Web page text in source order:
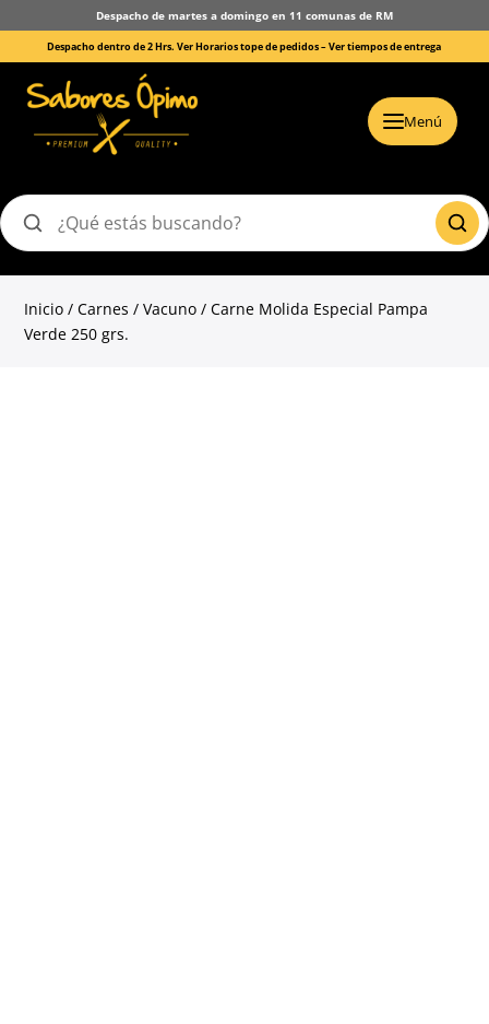
Despacho de martes a domingo en 11 comunas de RM
Despacho dentro de 2 Hrs. Ver Horarios tope de pedidos –Ver tiempos de entrega
Menú
Buscar
Inicio /Carnes /Vacuno / Carne Molida Especial Pampa
Verde 250 grs.